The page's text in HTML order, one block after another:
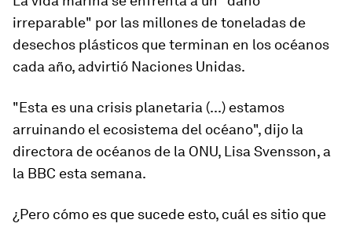
irreparable" por las millones de toneladas de
desechos plásticos que terminan en los océanos
cada año, advirtió Naciones Unidas.
"Esta es una crisis planetaria (...) estamos
arruinando el ecosistema del océano", dijo la
directora de océanos de la ONU, Lisa Svensson, a
la BBC esta semana.
¿Pero cómo es que sucede esto, cuál es sitio que